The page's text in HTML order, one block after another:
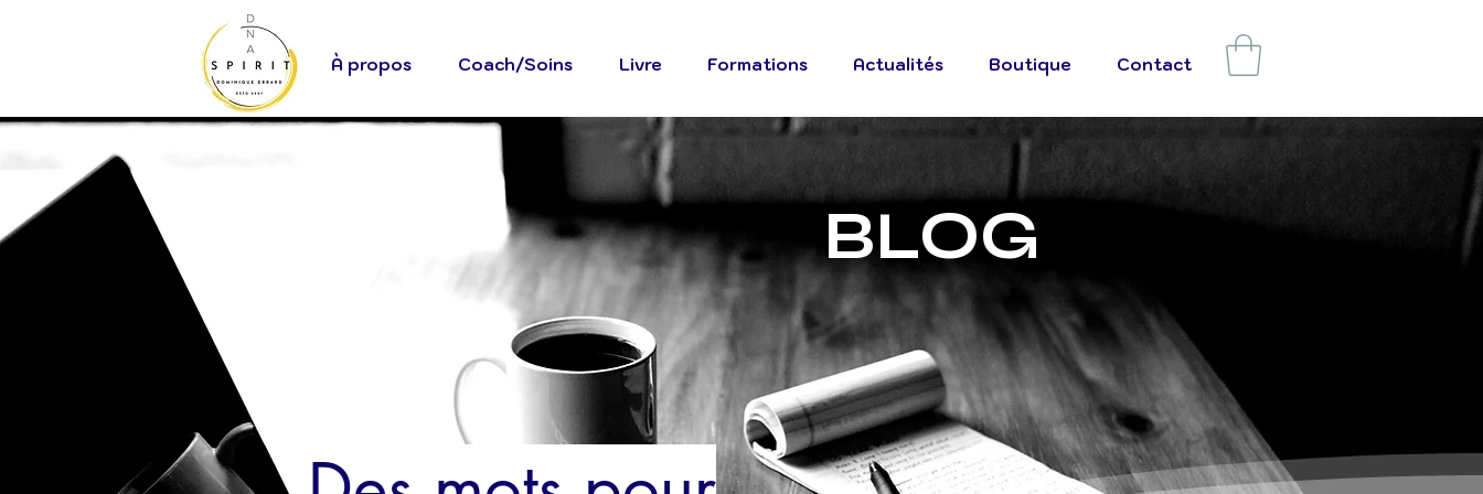
À propos Coach/Soins Livre Formations Actualités Boutique Contact
BLOG